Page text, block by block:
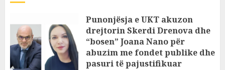
Punonjësja e UKT akuzon
drejtorin Skerdi Drenova dhe
“bosen” Joana Nano për
abuzim me fondet publike dhe
pasuri të pajustifikuar